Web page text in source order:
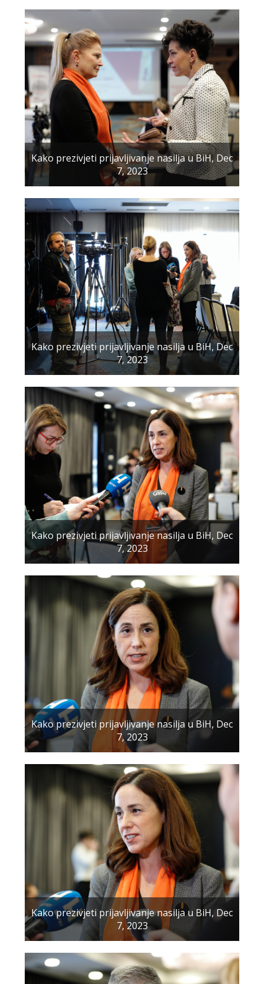
Kako prezivjeti prijavljivanje nasilja u BiH, Dec
7, 2023
Kako prezivjeti prijavljivanje nasilja u BiH, Dec
7, 2023
Kako prezivjeti prijavljivanje nasilja u BiH, Dec
7, 2023
Kako prezivjeti prijavljivanje nasilja u BiH, Dec
7, 2023
Kako prezivjeti prijavljivanje nasilja u BiH, Dec
7, 2023